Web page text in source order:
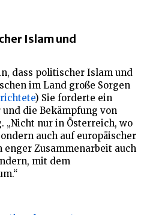
Islam und
dass politischer Islam und
im Land große Sorgen
) Sie forderte ein
die Bekämpfung von
„Nicht nur in Österreich, wo
auch auf europäischer
enger Zusammenarbeit auch
mit dem